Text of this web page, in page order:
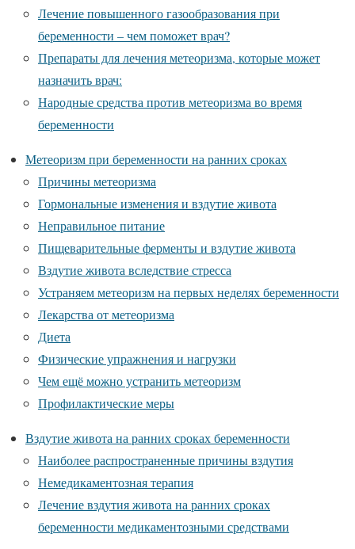
Лечение повышенного газообразования при
беременности – чем поможет врач?
Препараты для лечения метеоризма, которые может
назначить врач:
Народные средства против метеоризма во время
беременности
Метеоризм при беременности на ранних сроках
Причины метеоризма
Гормональные изменения и вздутие живота
Неправильное питание
Пищеварительные ферменты и вздутие живота
Вздутие живота вследствие стресса
Устраняем метеоризм на первых неделях беременности
Лекарства от метеоризма
Диета
Физические упражнения и нагрузки
Чем ещё можно устранить метеоризм
Профилактические меры
Вздутие живота на ранних сроках беременности
Наиболее распространенные причины вздутия
Немедикаментозная терапия
Лечение вздутия живота на ранних сроках
беременности медикаментозными средствами